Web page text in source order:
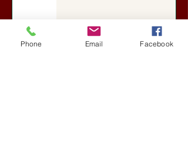
A Rothschildok és a Pentagon
Phone Email Facebook